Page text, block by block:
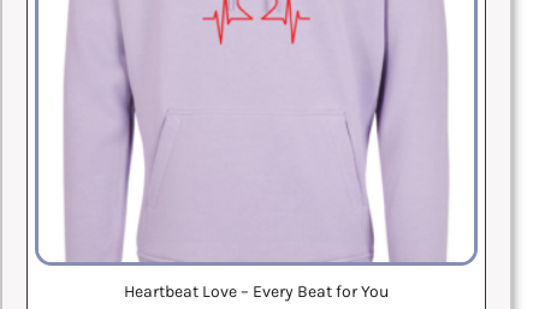
Heartbeat Love – Every Beat for You